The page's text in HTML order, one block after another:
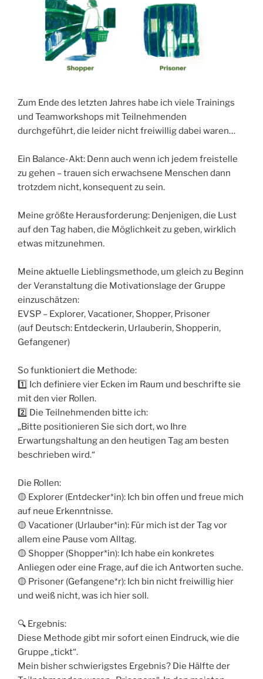
Zum Ende des letzten Jahres habe ich viele Trainings
und Teamworkshops mit Teilnehmenden
durchgeführt, die leider nicht freiwillig dabei waren…
Ein Balance-Akt: Denn auch wenn ich jedem freistelle
zu gehen – trauen sich erwachsene Menschen dann
trotzdem nicht, konsequent zu sein.
Meine größte Herausforderung: Denjenigen, die Lust
auf den Tag haben, die Möglichkeit zu geben, wirklich
etwas mitzunehmen.
Meine aktuelle Lieblingsmethode, um gleich zu Beginn
der Veranstaltung die Motivationslage der Gruppe
einzuschätzen:
EVSP – Explorer, Vacationer, Shopper, Prisoner
(auf Deutsch: Entdeckerin, Urlauberin, Shopperin,
Gefangener)
So funktioniert die Methode:
1️⃣ Ich definiere vier Ecken im Raum und beschrifte sie
mit den vier Rollen.
2️⃣ Die Teilnehmenden bitte ich:
„Bitte positionieren Sie sich dort, wo Ihre
Erwartungshaltung an den heutigen Tag am besten
beschrieben wird.“
Die Rollen:
🟡 Explorer (Entdecker*in): Ich bin offen und freue mich
auf neue Erkenntnisse.
🟡 Vacationer (Urlauber*in): Für mich ist der Tag vor
allem eine Pause vom Alltag.
🟡 Shopper (Shopper*in): Ich habe ein konkretes
Anliegen oder eine Frage, auf die ich Antworten suche.
🟡 Prisoner (Gefangene*r): Ich bin nicht freiwillig hier
und weiß nicht, was ich hier soll.
🔍 Ergebnis:
Diese Methode gibt mir sofort einen Eindruck, wie die
Gruppe „tickt“.
Mein bisher schwierigstes Ergebnis? Die Hälfte der